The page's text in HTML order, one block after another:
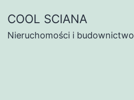
do
treści
COOL SCIANA
Nieruchomości i budownictwo